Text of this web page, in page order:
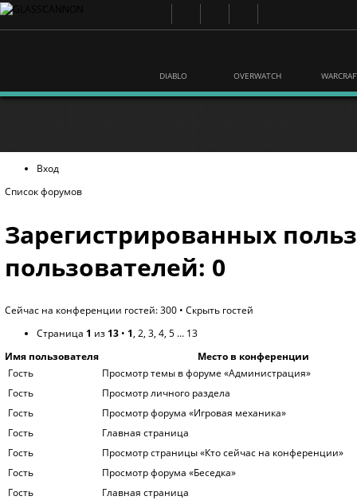
DIABLO OVERWATCH
Вход
Список форумов
Зарегистрированных
пользователей: 0
Сейчас на конференции гостей: 300 • Скрыть гостей
Страница 1 из 13 • 1, 2, 3, 4, 5 ... 13
Имя пользователя
Место в конференции
Гость
Просмотр темы в форуме «Администрация»
Гость
Просмотр личного раздела
Гость
Просмотр форума «Игровая механика»
Гость
Главная страница
Гость
Просмотр страницы «Кто сейчас на конференции»
Гость
Просмотр форума «Беседка»
Гость
Главная страница